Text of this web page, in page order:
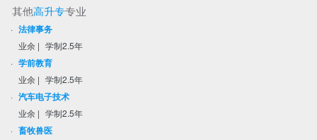
其他高升专专业
· 法律事务
业余 | 学制2.5年
· 学前教育
业余 | 学制2.5年
· 汽车电子技术
业余 | 学制2.5年
· 畜牧兽医